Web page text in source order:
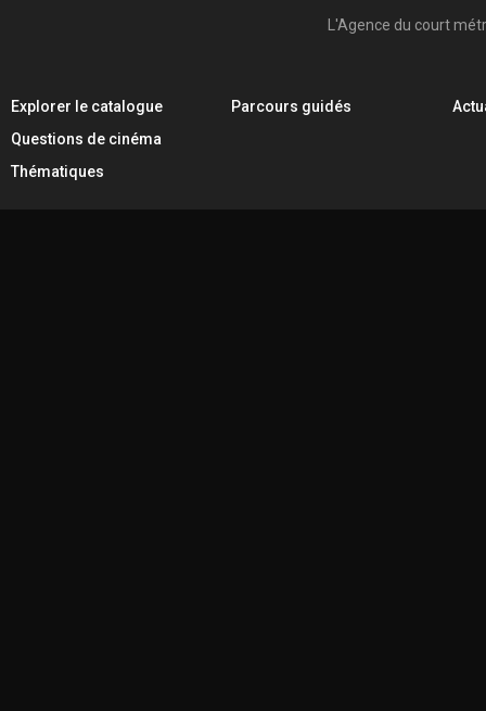
L'Agence du court
Explorer le catalogue
Questions de cinéma
Thématiques
Parcours guidés